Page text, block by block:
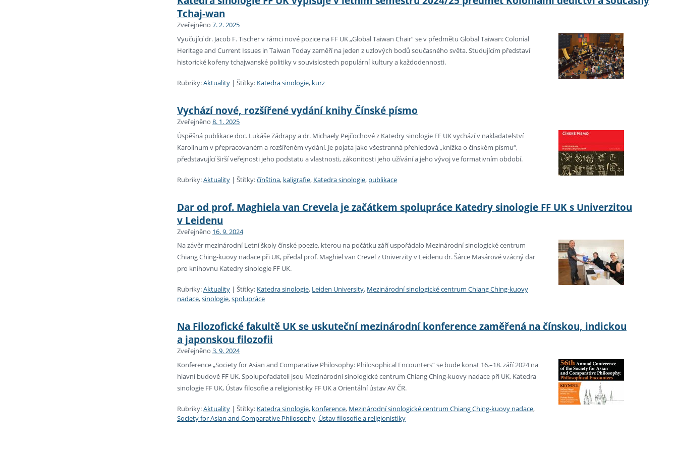
Tchaj-wan
Zveřejněno 7. 2. 2025
Vyučující dr. Jacob F. Tischer v rámci nové pozice na FF UK „Global Taiwan Chair“ se v předmětu Global Taiwan: Colonial
Heritage and Current Issues in Taiwan Today zaměří na jeden z uzlových bodů současného světa. Studujícím představí
historické kořeny tchajwanské politiky v souvislostech populární kultury a každodennosti.
Rubriky:Aktuality | Štítky: Katedra sinologie, kurz
Vychází nové, rozšířené vydání knihy Čínské písmo
Zveřejněno 8. 1. 2025
Úspěšná publikace doc. Lukáše Zádrapy a dr. Michaely Pejčochové z Katedry sinologie FF UK vychází v nakladatelství
Karolinum v přepracovaném a rozšířeném vydání. Je pojata jako všestranná přehledová „knížka o čínském písmu“,
představující širší veřejnosti jeho podstatu a vlastnosti, zákonitosti jeho užívání a jeho vývoj ve formativním období.
Rubriky:Aktuality | Štítky:čínština, kaligrafie, Katedra sinologie, publikace
Dar od prof. Maghiela van Crevela je začátkem spolupráce Katedry sinologie FF UK s Univerzitou
v Leidenu
Zveřejněno 16. 9. 2024
Na závěr mezinárodní Letní školy čínské poezie, kterou na počátku září uspořádalo Mezinárodní sinologické centrum
Chiang Ching-kuovy nadace při UK, předal prof. Maghiel van Crevel z Univerzity v Leidenu dr. Šárce Masárové vzácný dar
pro knihovnu Katedry sinologie FF UK.
Rubriky:Aktuality | Štítky: Katedra sinologie, Leiden University, Mezinárodní sinologické centrum Chiang Ching-kuovy
nadace,sinologie,spolupráce
Na Filozofické fakultě UK se uskuteční mezinárodní konference zaměřená na čínskou, indickou
a japonskou filozofii
Zveřejněno 3. 9. 2024
Konference „Society for Asian and Comparative Philosophy: Philosophical Encounters“ se bude konat 16.–18. září 2024 na
hlavní budově FF UK. Spolupořadateli jsou Mezinárodní sinologické centrum Chiang Ching-kuovy nadace při UK, Katedra
sinologie FF UK, Ústav filosofie a religionistiky FF UK a Orientální ústav AV ČR.
Rubriky:Aktuality | Štítky: Katedra sinologie, konference, Mezinárodní sinologické centrum Chiang Ching-kuovy nadace,
Society for Asian and Comparative Philosophy, Ústav filosofie a religionistiky